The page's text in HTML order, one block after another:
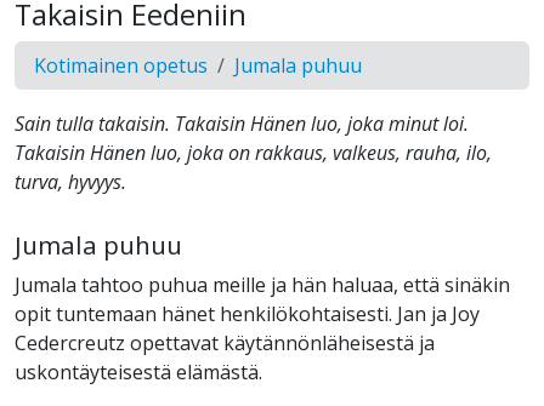
Takaisin Eedeniin
Kotimainen opetus Jumala puhuu
Sain tulla takaisin. Takaisin Hänen luo, joka minut loi.
Takaisin Hänen luo, joka on rakkaus, valkeus, rauha, ilo,
turva, hyvyys.
Jumala puhuu
Jumala tahtoo puhua meille ja hän haluaa, että sinäkin
opit tuntemaan hänet henkilökohtaisesti. Jan ja Joy
Cedercreutz opettavat käytännönläheisestä ja
uskontäyteisestä elämästä.